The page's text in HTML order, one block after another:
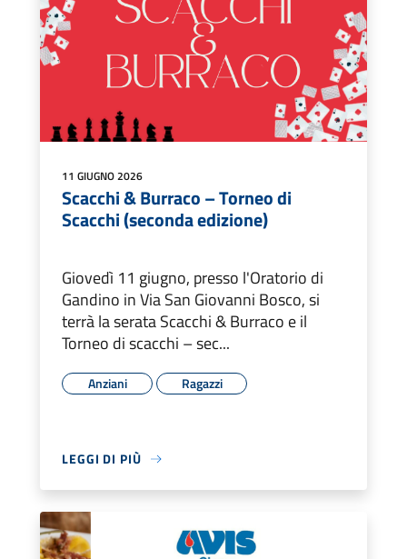
11 GIUGNO 2026
Scacchi & Burraco – Torneo di
Scacchi (seconda edizione)
Giovedì 11 giugno, presso l'Oratorio di
Gandino in Via San Giovanni Bosco, si
terrà la serata Scacchi & Burraco e il
Torneo di scacchi – sec...
Anziani Ragazzi
LEGGI DI PIÙ